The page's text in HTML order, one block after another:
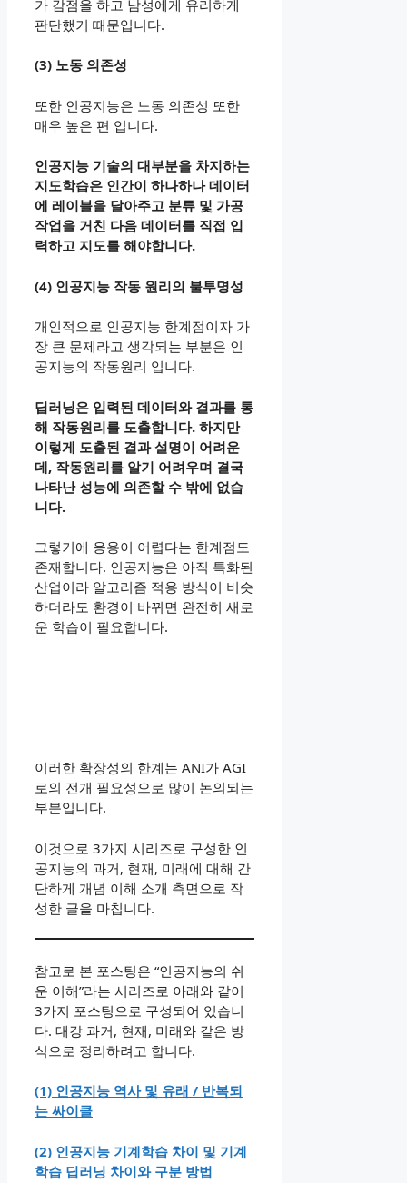
가 감점을 하고 남성에게 유리하게
판단했기 때문입니다.
(3) 노동 의존성
또한 인공지능은 노동 의존성 또한
매우 높은 편 입니다.
인공지능 기술의 대부분을 차지하는
지도학습은 인간이 하나하나 데이터
에 레이블을 달아주고 분류 및 가공
작업을 거친 다음 데이터를 직접 입
력하고 지도를 해야합니다.
(4) 인공지능 작동 원리의 불투명성
개인적으로 인공지능 한계점이자 가
장 큰 문제라고 생각되는 부분은 인
공지능의 작동원리 입니다.
딥러닝은 입력된 데이터와 결과를 통
해 작동원리를 도출합니다. 하지만
이렇게 도출된 결과 설명이 어려운
데, 작동원리를 알기 어려우며 결국
나타난 성능에 의존할 수 밖에 없습
니다.
그렇기에 응용이 어렵다는 한계점도
존재합니다. 인공지능은 아직 특화된
산업이라 알고리즘 적용 방식이 비슷
하더라도 환경이 바뀌면 완전히 새로
운 학습이 필요합니다.
이러한 확장성의 한계는 ANI가 AGI
로의 전개 필요성으로 많이 논의되는
부분입니다.
이것으로 3가지 시리즈로 구성한 인
공지능의 과거, 현재, 미래에 대해 간
단하게 개념 이해 소개 측면으로 작
성한 글을 마칩니다.
참고로 본 포스팅은 “인공지능의 쉬
운 이해”라는 시리즈로 아래와 같이
3가지 포스팅으로 구성되어 있습니
다. 대강 과거, 현재, 미래와 같은 방
식으로 정리하려고 합니다.
(1) 인공지능 역사 및 유래 / 반복되
는 싸이클
(2) 인공지능 기계학습 차이 및 기계
학습 딥러닝 차이와 구분 방법